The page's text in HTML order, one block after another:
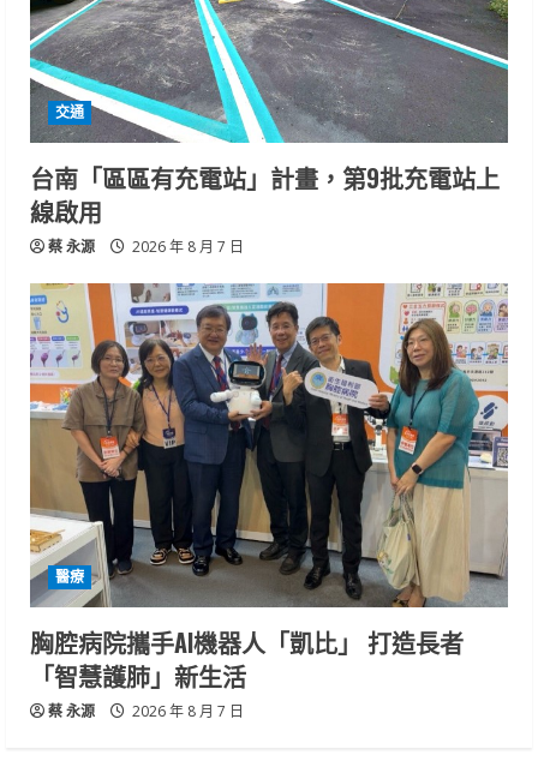
交通
台南「區區有充電站」計畫，第9批充電站上
線啟用
蔡 永源 2026 年 8 月 7 日
醫療
胸腔病院攜手AI機器人「凱比」 打造長者
「智慧護肺」新生活
蔡 永源 2026 年 8 月 7 日